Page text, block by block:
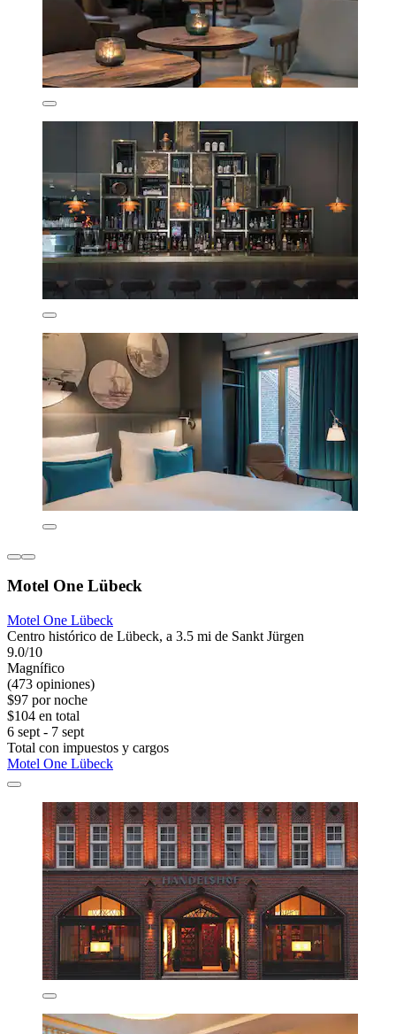
Motel One Lübeck
Motel One Lübeck
Centro histórico de Lübeck, a 3.5 mi de Sankt Jürgen
9.0/10
Magnífico
(473 opiniones)
$97 por noche
$104 en total
6 sept - 7 sept
Total con impuestos y cargos
Motel One Lübeck